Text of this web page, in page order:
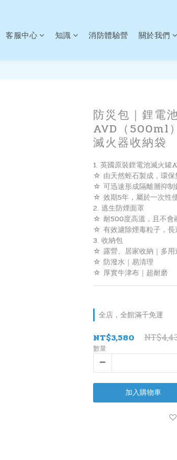
客服中心 知識 消防體驗營 關於我們
防災包｜鋰電
AVD（500ml
滅火器收納袋
1. 英國原裝鋰電池滅火罐
☆ 由天然蛭石製成，環保
☆ 可迅速形成隔離層抑制
☆ 效期5年，屬於一次性
2. 逃生防煙面罩
☆ 耐500度高溫，且不會
☆ 有效濾除煙毒粒子，長
3. 收納包
☆ 露營、居家收納｜多用
☆ 防潑水｜易清理
☆ 厚實牛津布｜超耐磨
全店，全館滿千免運
NT$3,580
數量
加入購物車